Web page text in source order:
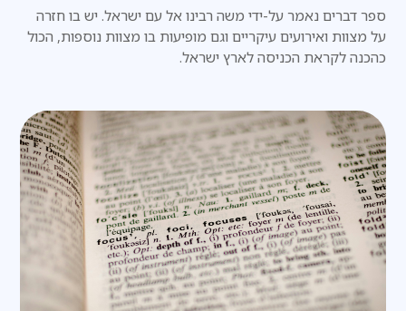
ספר דברים נאמר על-ידי משה רבינו אל עם ישראל. יש בו חזרה
על מצוות ואירועים עיקריים וגם מופיעות בו מצוות נוספות, הכול
כהכנה לקראת הכניסה לארץ ישראל.